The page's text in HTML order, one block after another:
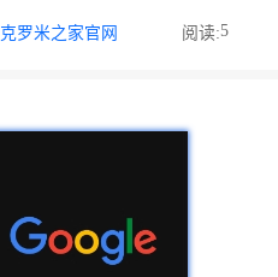
克罗米之家官网 阅读:5